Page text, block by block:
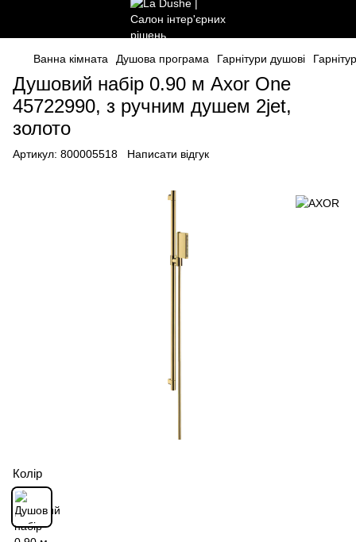
Ванна кімната Душова програма Гарнітури душові
Душовий набір 0.90 м Axor One
45722990, з ручним душем 2jet,
золото
Артикул: 800005518 Написати відгук
Колір